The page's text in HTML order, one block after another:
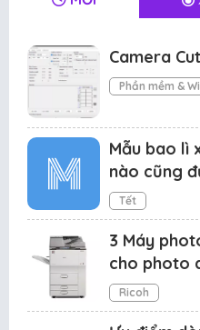
Camera
Phần mềm &
Mẫu bao lì
nào cũng
Tết
3 Máy
cho photo
Ricoh